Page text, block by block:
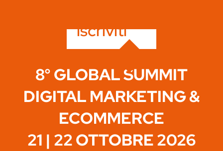
iscriviti
8° GLOBAL SUMMIT
DIGITAL MARKETING &
ECOMMERCE
21 | 22 OTTOBRE 2026